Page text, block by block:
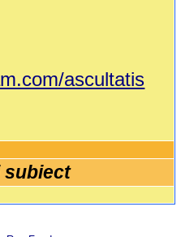
ascultatis
subiect